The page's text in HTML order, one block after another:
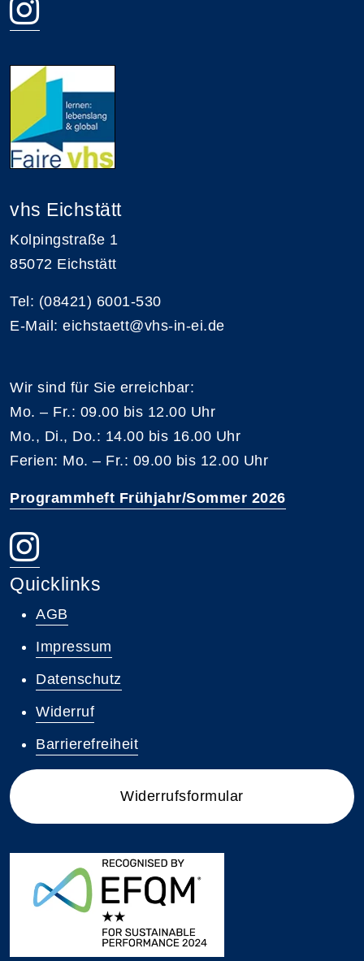
vhs Eichstätt
Kolpingstraße 1
85072 Eichstätt
Tel: (08421) 6001-530
E-Mail: eichstaett@vhs-in-ei.de
Wir sind für Sie erreichbar:
Mo. – Fr.: 09.00 bis 12.00 Uhr
Mo., Di., Do.: 14.00 bis 16.00 Uhr
Ferien: Mo. – Fr.: 09.00 bis 12.00 Uhr
Programmheft Frühjahr/Sommer 2026
Quicklinks
AGB
Impressum
Datenschutz
Widerruf
Barrierefreiheit
Widerrufsformular